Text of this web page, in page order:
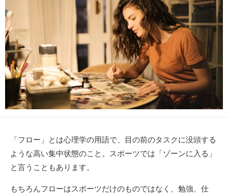
「フロー」とは心理学の用語で、目の前のタスクに没頭する
ような高い集中状態のこと。スポーツでは「ゾーンに入る」
と言うこともあります。
もちろんフローはスポーツだけのものではなく、勉強、仕